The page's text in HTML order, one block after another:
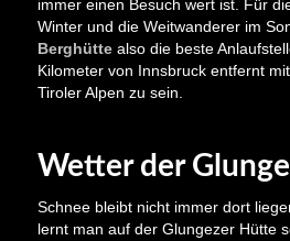
immer einen Besuch wert ist. Für
Winter und die Weitwanderer im
Berghüttealso die beste
Kilometer von Innsbruck entfernt
Tiroler Alpen zu sein.
Wetter der
Schnee bleibt nicht immer dort
lernt man auf der Glungezer Hütte